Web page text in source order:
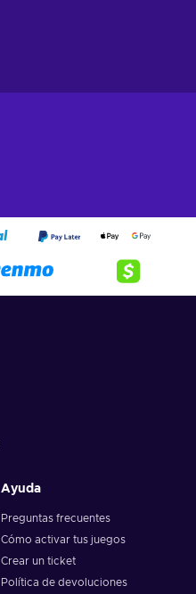
Ayuda
Preguntas frecuentes
Cómo activar tus juegos
Crear un ticket
Política de devoluciones